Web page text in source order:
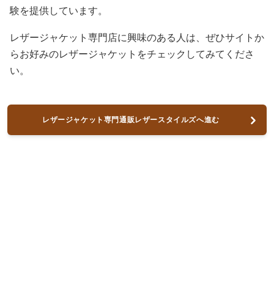
験を提供しています。
レザージャケット専門店に興味のある人は、ぜひサイトか
らお好みのレザージャケットをチェックしてみてくださ
い。
レザージャケット専門通販レザースタイルズへ進む